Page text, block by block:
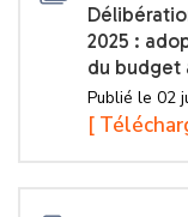
2025 :
du budget
Publié le 02
[